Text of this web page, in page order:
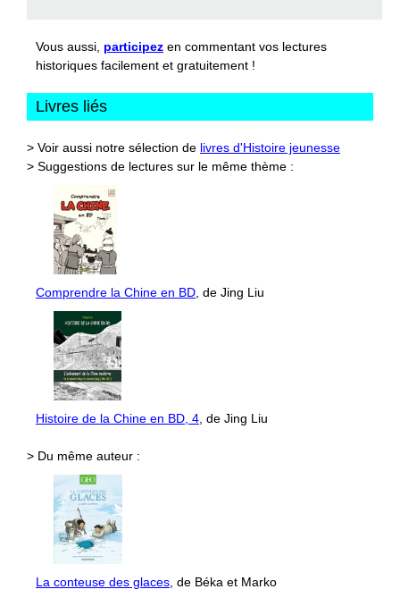
Vous aussi, participez en commentant vos lectures
historiques facilement et gratuitement !
Livres liés
> Voir aussi notre sélection de livres d'Histoire jeunesse
> Suggestions de lectures sur le même thème :
Comprendre la Chine en BD , de Jing Liu
Histoire de la Chine en BD, 4 , de Jing Liu
> Du même auteur :
La conteuse des glaces , de Béka et Marko